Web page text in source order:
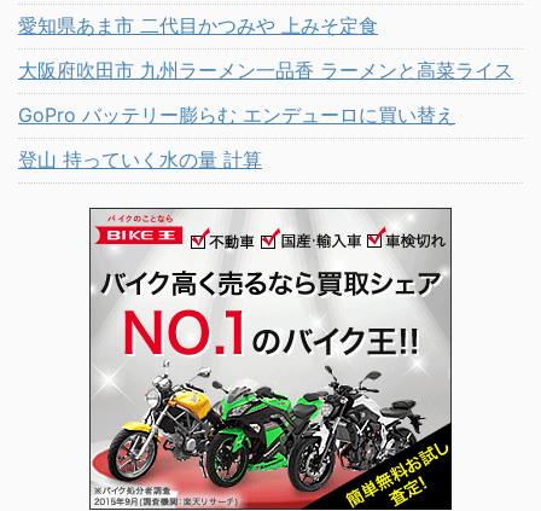
愛知県あま市 二代目かつみや 上みそ定食
大阪府吹田市 九州ラーメン一品香 ラーメンと高菜ライス
GoPro バッテリー膨らむ エンデューロに買い替え
登山 持っていく水の量 計算